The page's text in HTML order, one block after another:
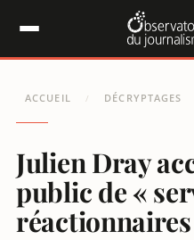
ACCUEIL / DÉCRYPTAGES
Julien Dray
public de «
Panneau de gestion des